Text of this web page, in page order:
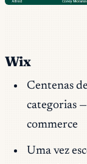
Wix
Centenas
categorias
commerce
Uma vez